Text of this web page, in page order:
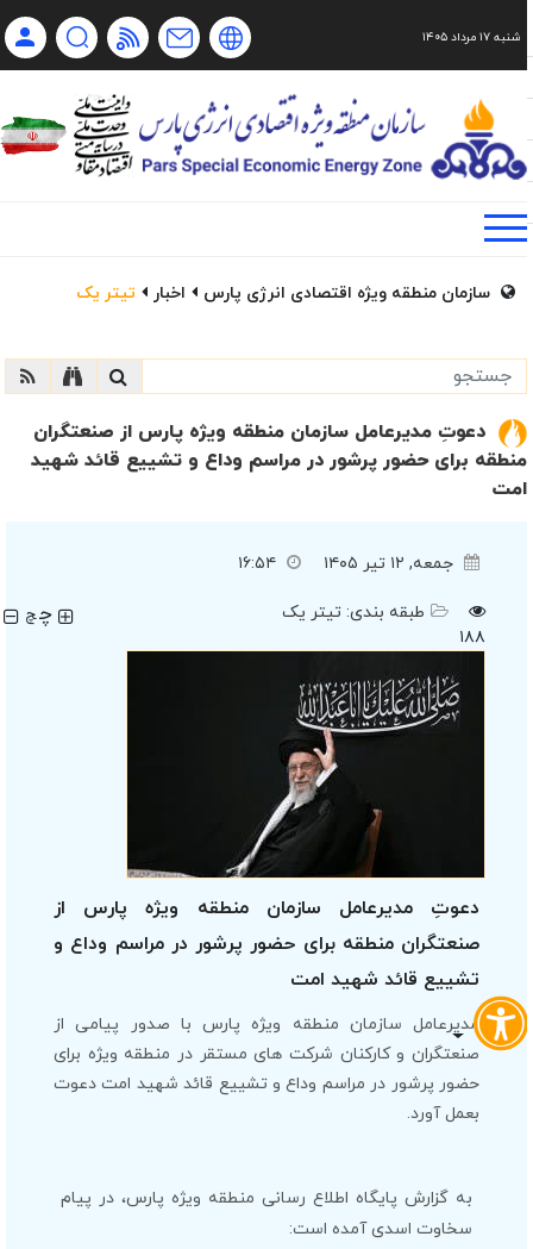
فا Ru Ch
شنبه ۱۷ مرداد ۱۴۰۵
سازمان منطقه ویژه اقتصادی انرژی پارس اخبار تیتر یک
دعوتِ مدیرعامل سازمان منطقه ویژه پارس از صنعتگران
منطقه برای حضور پرشور در مراسم وداع و تشییع قائد شهید
امت
جمعه, ۱۲ تیر ۱۴۰۵ ۱۶:۵۴
۱۸۸
طبقه بندی: تیتر یک چچ
دعوتِ مدیرعامل سازمان منطقه ویژه پارس از
صنعتگران منطقه برای حضور پرشور در مراسم وداع و
تشییع قائد شهید امت
مدیرعامل سازمان منطقه ویژه پارس با صدور پیامی از
صنعتگران و کارکنان شرکت های مستقر در منطقه ویژه برای
حضور پرشور در مراسم وداع و تشییع قائد شهید امت دعوت
بعمل آورد.
به گزارش پایگاه اطلاع رسانی منطقه ویژه پارس، در پیام
سخاوت اسدی آمده است: